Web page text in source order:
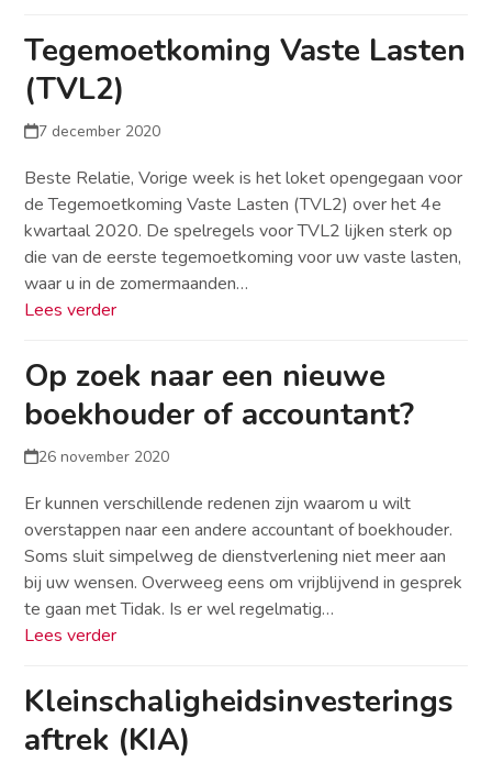
Tegemoetkoming Vaste Lasten
(TVL2)
7 december 2020
Beste Relatie, Vorige week is het loket opengegaan voor
de Tegemoetkoming Vaste Lasten (TVL2) over het 4e
kwartaal 2020. De spelregels voor TVL2 lijken sterk op
die van de eerste tegemoetkoming voor uw vaste lasten,
waar u in de zomermaanden…
Lees verder
Op zoek naar een nieuwe
boekhouder of accountant?
26 november 2020
Er kunnen verschillende redenen zijn waarom u wilt
overstappen naar een andere accountant of boekhouder.
Soms sluit simpelweg de dienstverlening niet meer aan
bij uw wensen. Overweeg eens om vrijblijvend in gesprek
te gaan met Tidak. Is er wel regelmatig…
Lees verder
Kleinschaligheidsinvesterings
aftrek (KIA)